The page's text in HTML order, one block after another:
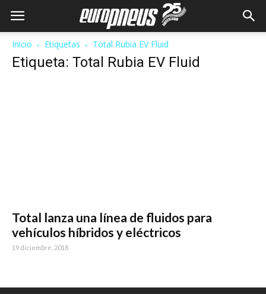
Inicio Etiquetas Total Rubia EV Fluid
Etiqueta: Total Rubia EV Fluid
Total lanza una línea de fluidos para
vehículos híbridos y eléctricos
19 diciembre, 2018